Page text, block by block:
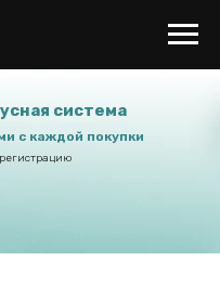
система
с каждой покупки
регистрацию